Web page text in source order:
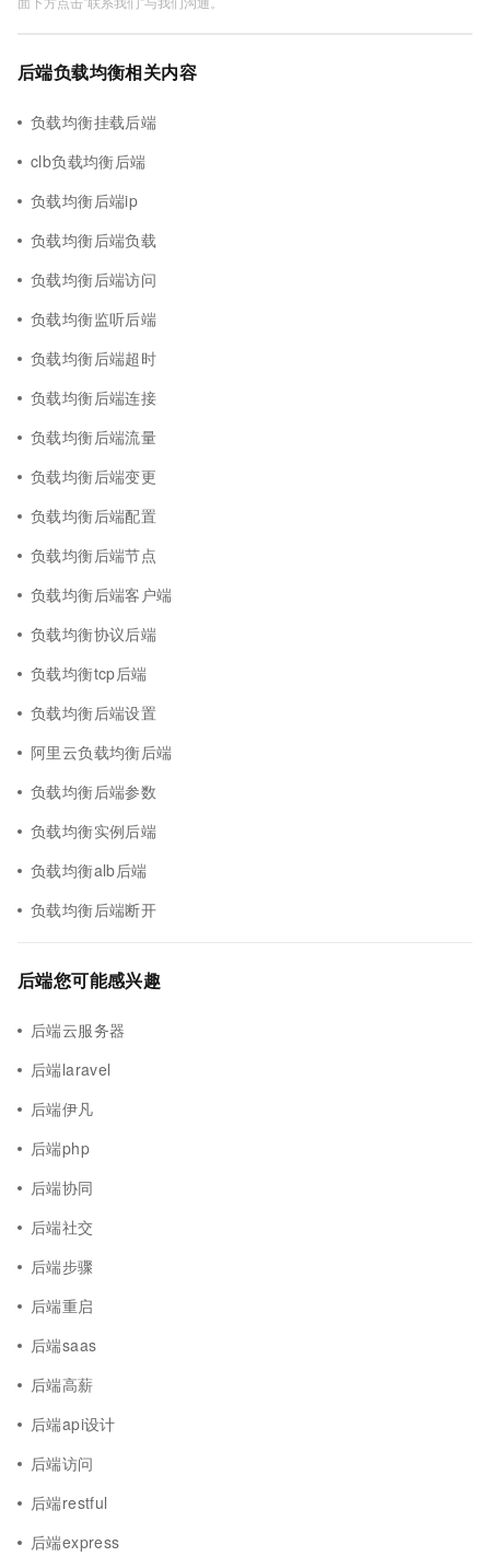
后端负载均衡相关内容
负载均衡挂载后端
clb负载均衡后端
负载均衡后端ip
负载均衡后端负载
负载均衡后端访问
负载均衡监听后端
负载均衡后端超时
负载均衡后端连接
负载均衡后端流量
负载均衡后端变更
负载均衡后端配置
负载均衡后端节点
负载均衡后端客户端
负载均衡协议后端
负载均衡tcp后端
负载均衡后端设置
阿里云负载均衡后端
负载均衡后端参数
负载均衡实例后端
负载均衡alb后端
负载均衡后端断开
后端您可能感兴趣
后端云服务器
后端laravel
后端伊凡
后端php
后端协同
后端社交
后端步骤
后端重启
后端saas
后端高薪
后端api设计
后端访问
后端restful
后端express